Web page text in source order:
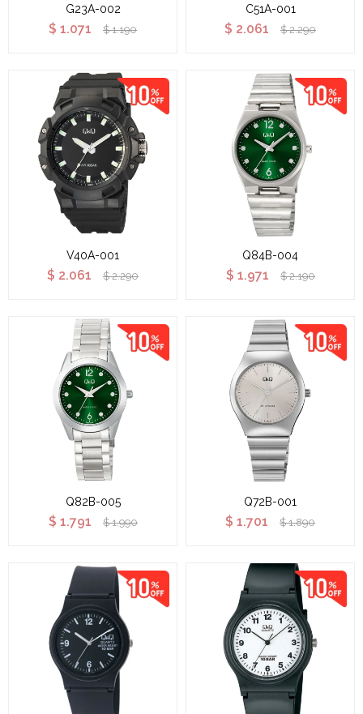
G23A-002
$ 1.071 $ 1.190
C51A-001
$ 2.061 $ 2.290
V40A-001
$ 2.061 $ 2.290
Q84B-004
$ 1.971 $ 2.190
Q82B-005
$ 1.791 $ 1.990
Q72B-001
$ 1.701 $ 1.890